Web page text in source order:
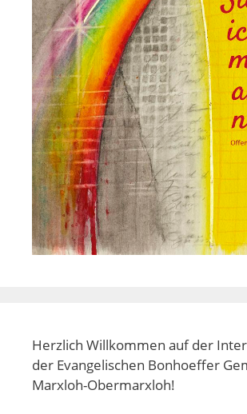
Herzlich Willkommen auf der
der Evangelischen Bonhoeffer
Marxloh-Obermarxloh!